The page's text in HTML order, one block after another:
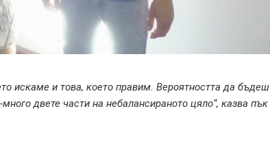
искаме и това, което правим. Вероятността да бъдеш
двете части на небалансираното цяло“, казва пък